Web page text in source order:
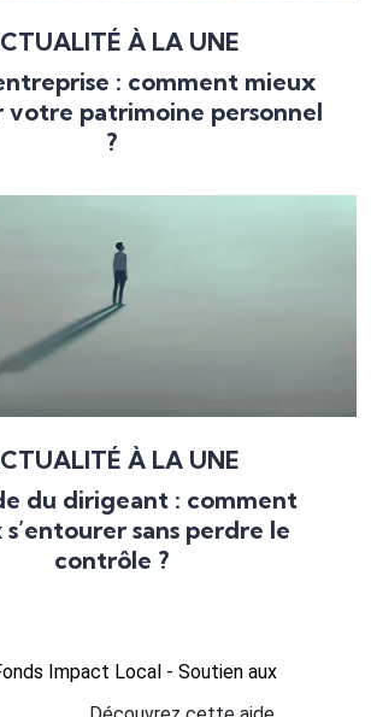
À LA UNE
: comment mieux
patrimoine personnel
?
À LA UNE
du dirigeant : comment
sans perdre le
contrôle ?
Impact Local - Soutien aux